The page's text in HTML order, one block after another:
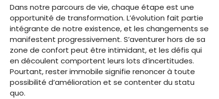
Dans notre parcours de vie, chaque étape est une
opportunité de transformation. L’évolution fait partie
intégrante de notre existence, et les changements se
manifestent progressivement. S’aventurer hors de sa
zone de confort peut être intimidant, et les défis qui
en découlent comportent leurs lots d’incertitudes.
Pourtant, rester immobile signifie renoncer à toute
possibilité d’amélioration et se contenter du statu
quo.